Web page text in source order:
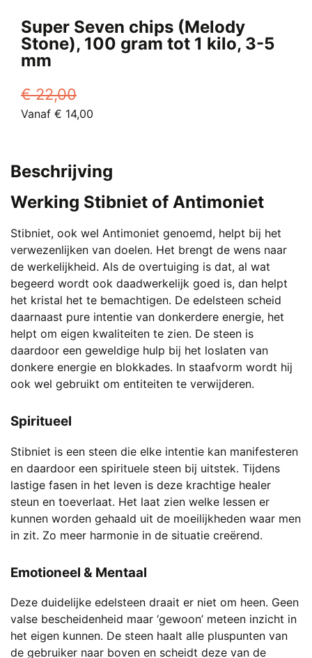
optie
kan
gekozen
op
de
Super Seven chips (Melody
Stone), 100 gram tot 1 kilo, 3-5
mm
€22,00
Oorspronkelijke
€ 22,00.
Vanaf € 14,00
€ 14,00.
heeft
meerdere
variaties.
Deze
optie
kan
gekozen
worden
op
de
productpagina
Beschrijving
Werking Stibniet of Antimoniet
Stibniet, ook wel Antimoniet genoemd, helpt bij het
verwezenlijken van doelen. Het brengt de wens naar
de werkelijkheid. Als de overtuiging is dat, al wat
begeerd wordt ook daadwerkelijk goed is, dan helpt
het kristal het te bemachtigen. De edelsteen scheid
daarnaast pure intentie van donkerdere energie, het
helpt om eigen kwaliteiten te zien. De steen is
daardoor een geweldige hulp bij het loslaten van
donkere energie en blokkades. In staafvorm wordt hij
ook wel gebruikt om entiteiten te verwijderen.
Spiritueel
Stibniet is een steen die elke intentie kan manifesteren
en daardoor een spirituele steen bij uitstek. Tijdens
lastige fasen in het leven is deze krachtige healer
steun en toeverlaat. Het laat zien welke lessen er
kunnen worden gehaald uit de moeilijkheden waar men
in zit. Zo meer harmonie in de situatie creërend.
Emotioneel & Mentaal
Deze duidelijke edelsteen draait er niet om heen. Geen
valse bescheidenheid maar ‘gewoon’ meteen inzicht in
het eigen kunnen. De steen haalt alle pluspunten van
de gebruiker naar boven en scheidt deze van de